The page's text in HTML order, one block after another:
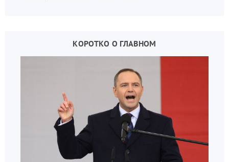
КОРОТКО О ГЛАВНОМ